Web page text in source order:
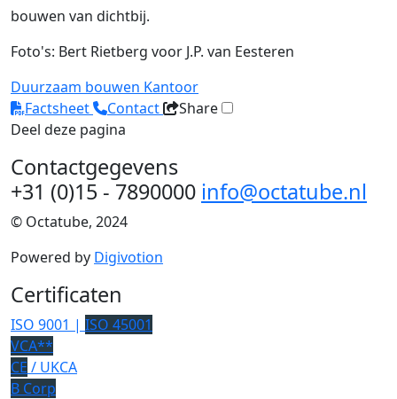
bouwen van dichtbij.
Foto's: Bert Rietberg voor J.P. van Eesteren
Duurzaam bouwen Kantoor
Factsheet
Contact
Share
Deel deze pagina
Contactgegevens
+31 (0)15 - 7890000 info@octatube.nl
© Octatube, 2024
Powered by Digivotion
Certificaten
ISO 9001 | ISO 45001
VCA**
CE / UKCA
B Corp